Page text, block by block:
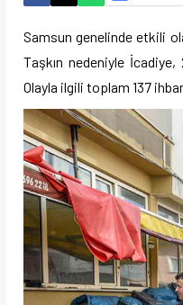
Samsun genelinde etkili
Taşkın nedeniyle İcadiye,
Olayla ilgili toplam 137